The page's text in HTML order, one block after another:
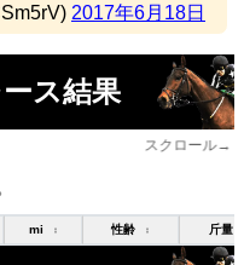
2017年6月18日
ス結果
スクロール→
mi ↕ 性齢 ↕ 斤量